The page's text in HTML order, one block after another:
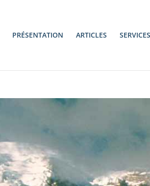
PRÉSENTATION ARTICLES SERVICES